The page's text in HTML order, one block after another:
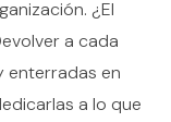
¿El
a cada
enterradas en
a lo que